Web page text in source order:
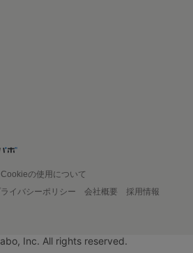
Cookieの使用について
イバシーポリシー 会社概要
採用情報
Inc. All rights reserved.